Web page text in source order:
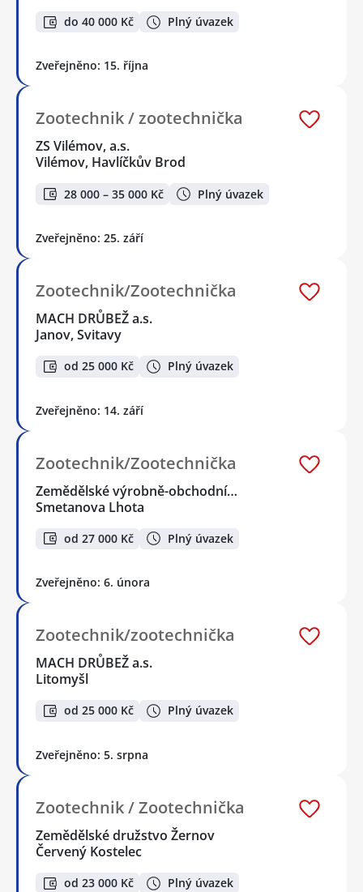
do 40 000 Kč Plný úvazek
Zveřejněno: 15. října
Zootechnik / zootechnička
ZS Vilémov, a.s.
Vilémov, Havlíčkův Brod
28 000 – 35 000 Kč Plný úvazek
Zveřejněno: 25. září
Zootechnik/Zootechnička
MACH DRŮBEŽ a.s.
Janov, Svitavy
od 25 000 Kč Plný úvazek
Zveřejněno: 14. září
Zootechnik/Zootechnička
Zemědělské výrobně-obchodní…
Smetanova Lhota
od 27 000 Kč Plný úvazek
Zveřejněno: 6. února
Zootechnik/zootechnička
MACH DRŮBEŽ a.s.
Litomyšl
od 25 000 Kč Plný úvazek
Zveřejněno: 5. srpna
Zootechnik / Zootechnička
Zemědělské družstvo Žernov
Červený Kostelec
od 23 000 Kč Plný úvazek